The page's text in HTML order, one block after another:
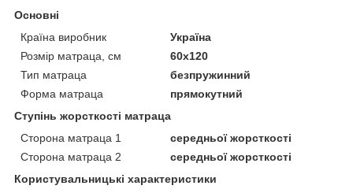
Основні
Країна виробник
Україна
Розмір матраца, см
60х120
Тип матраца
безпружинний
Форма матраца
прямокутний
Ступінь жорсткості матраца
Сторона матраца 1
середньої жорсткості
Сторона матраца 2
середньої жорсткості
Користувальницькі характеристики